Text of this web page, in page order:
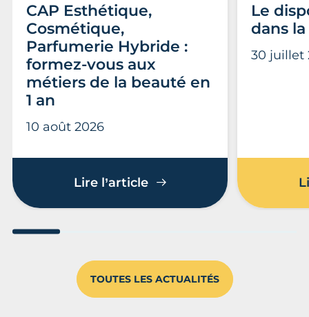
CAP Esthétique,
Cosmétique,
Parfumerie Hybride :
formez-vous aux
métiers de la beauté en
1 an
10 août 2026
Lire l’articleCAP Esthétique,
Le
dans
30 juillet
TOUTES LES ACTUALITÉS